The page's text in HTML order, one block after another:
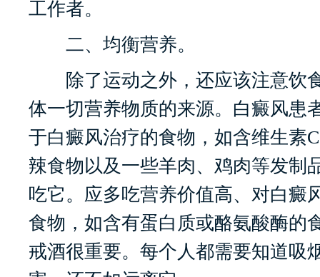
工作者。
二、均衡营养。
除了运动之外，还应该注意饮
体一切营养物质的来源。白癜风患
于白癜风治疗的食物，如含维生素
辣食物以及一些羊肉、鸡肉等发制
吃它。应多吃营养价值高、对白癜
食物，如含有蛋白质或酪氨酸酶的
戒酒很重要。每个人都需要知道吸